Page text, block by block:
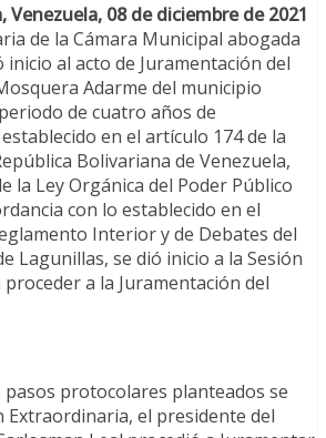
Venezuela, 08 de diciembre de 2021
de la Cámara Municipal abogada
al acto de Juramentación del
Adarme del municipio
de cuatro años de
en el artículo 174 de la
Bolivariana de Venezuela,
la Ley Orgánica del Poder Público
con lo establecido en el
Interior y de Debates del
Lagunillas, se dió inicio a la Sesión
a la Juramentación del
protocolares planteados se
Extraordinaria, el presidente del